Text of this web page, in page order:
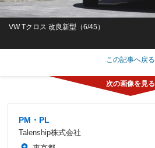
VW Tクロス 改良新型（6/45）
この記事へ戻る
PM・PL
Talenship株式会社